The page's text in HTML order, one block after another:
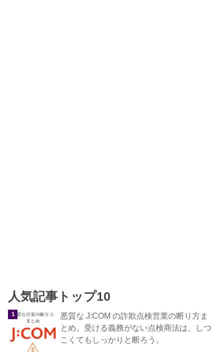
人気記事トップ10
悪質な J:COM の詐欺点検営業の断り方ま
とめ。受ける義務がない点検商法は、しつ
こくてもしっかりと断ろう。